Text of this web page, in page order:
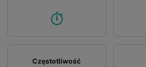
Częstotliwość